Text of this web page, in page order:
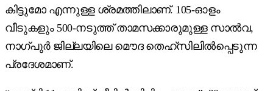
കിട്ടുമോ എന്നുള്ള ശ്രമത്തിലാണ്. 105-ഓളം
വീടുകളും 500-നടുത്ത് താമസക്കാരുമുള്ള സാൽ‌വ,
നാഗ്പുർ ജില്ലയിലെ മൌദ തെഹ്സിലിൽ‌പ്പെടുന്ന
പ്രദേശമാണ്.